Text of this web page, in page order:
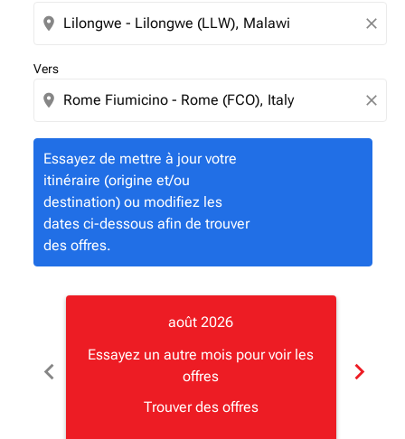
location_on close
Vers
location_on close
Essayez de mettre à jour votre
itinéraire (origine et/ou
destination) ou modifiez les
dates ci-dessous afin de trouver
des offres.
chevron_left
août 2026
Essayez un autre mois pour voir les
offres
Trouver des offres
chevron_right